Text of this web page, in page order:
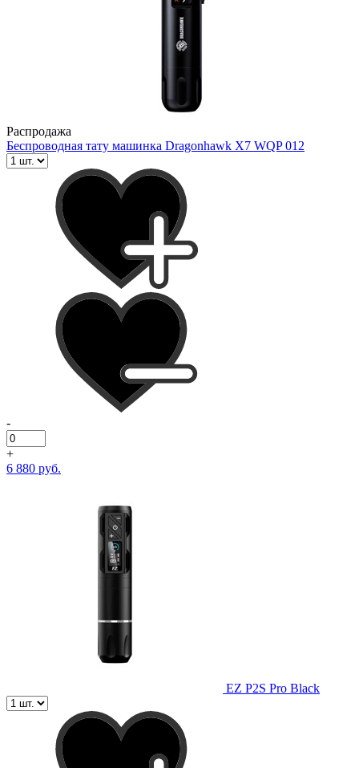
Распродажа
Беспроводная тату машинка Dragonhawk X7 WQP 012
-
+
6 880 руб.
EZ P2S Pro Black